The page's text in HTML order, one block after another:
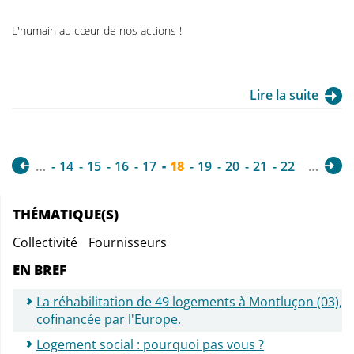
L'humain au cœur de nos actions !
Lire la suite
… 14 15 16 17 18 19 20 21 22 …
THÉMATIQUE(S)
Collectivité Fournisseurs
EN BREF
La réhabilitation de 49 logements à Montluçon (03),
cofinancée par l'Europe.
Logement social : pourquoi pas vous ?